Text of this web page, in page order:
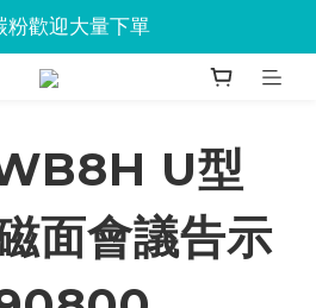
企業優惠已抵達Union
粉歡迎大量下單
企業優惠已抵達Union
U型
面會議告示